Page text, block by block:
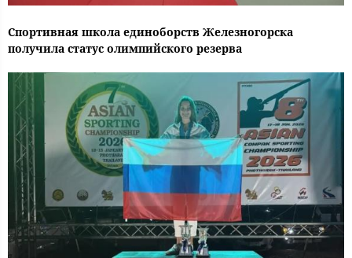
Спортивная школа единоборств Железногорска
получила статус олимпийского резерва